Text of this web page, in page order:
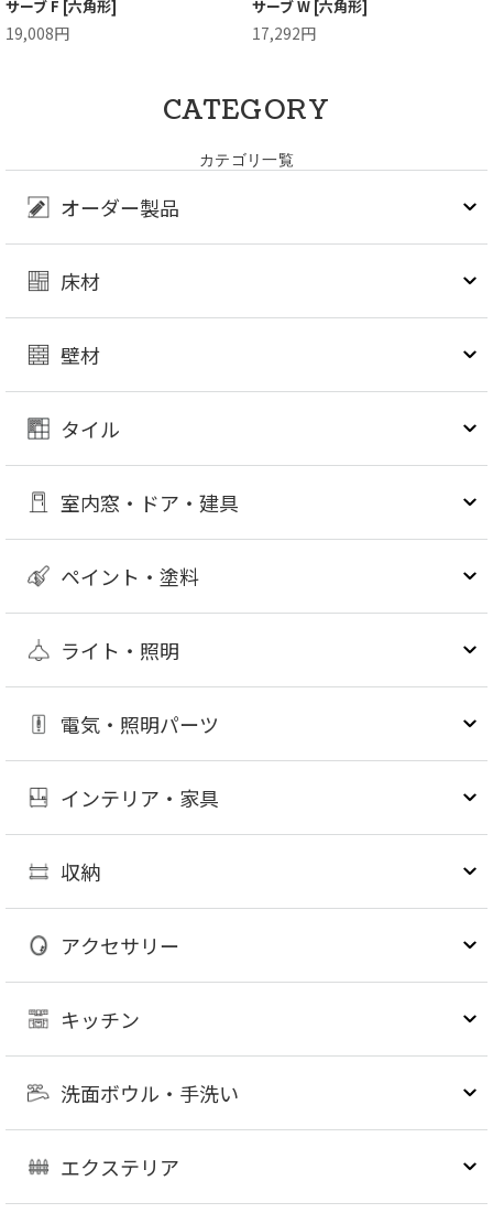
サーブ F [六角形]
19,008円
サーブ W [六角形]
17,292円
CATEGORY
カテゴリ一覧
オーダー製品
床材
壁材
タイル
室内窓・ドア・建具
ペイント・塗料
ライト・照明
電気・照明パーツ
インテリア・家具
収納
アクセサリー
キッチン
洗面ボウル・手洗い
エクステリア